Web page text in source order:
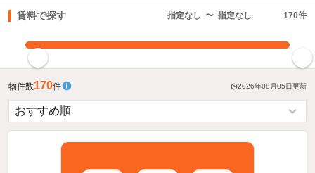
賃料で探す 指定なし 〜 指定なし 170件
物件数170件 2026年08月05日更新